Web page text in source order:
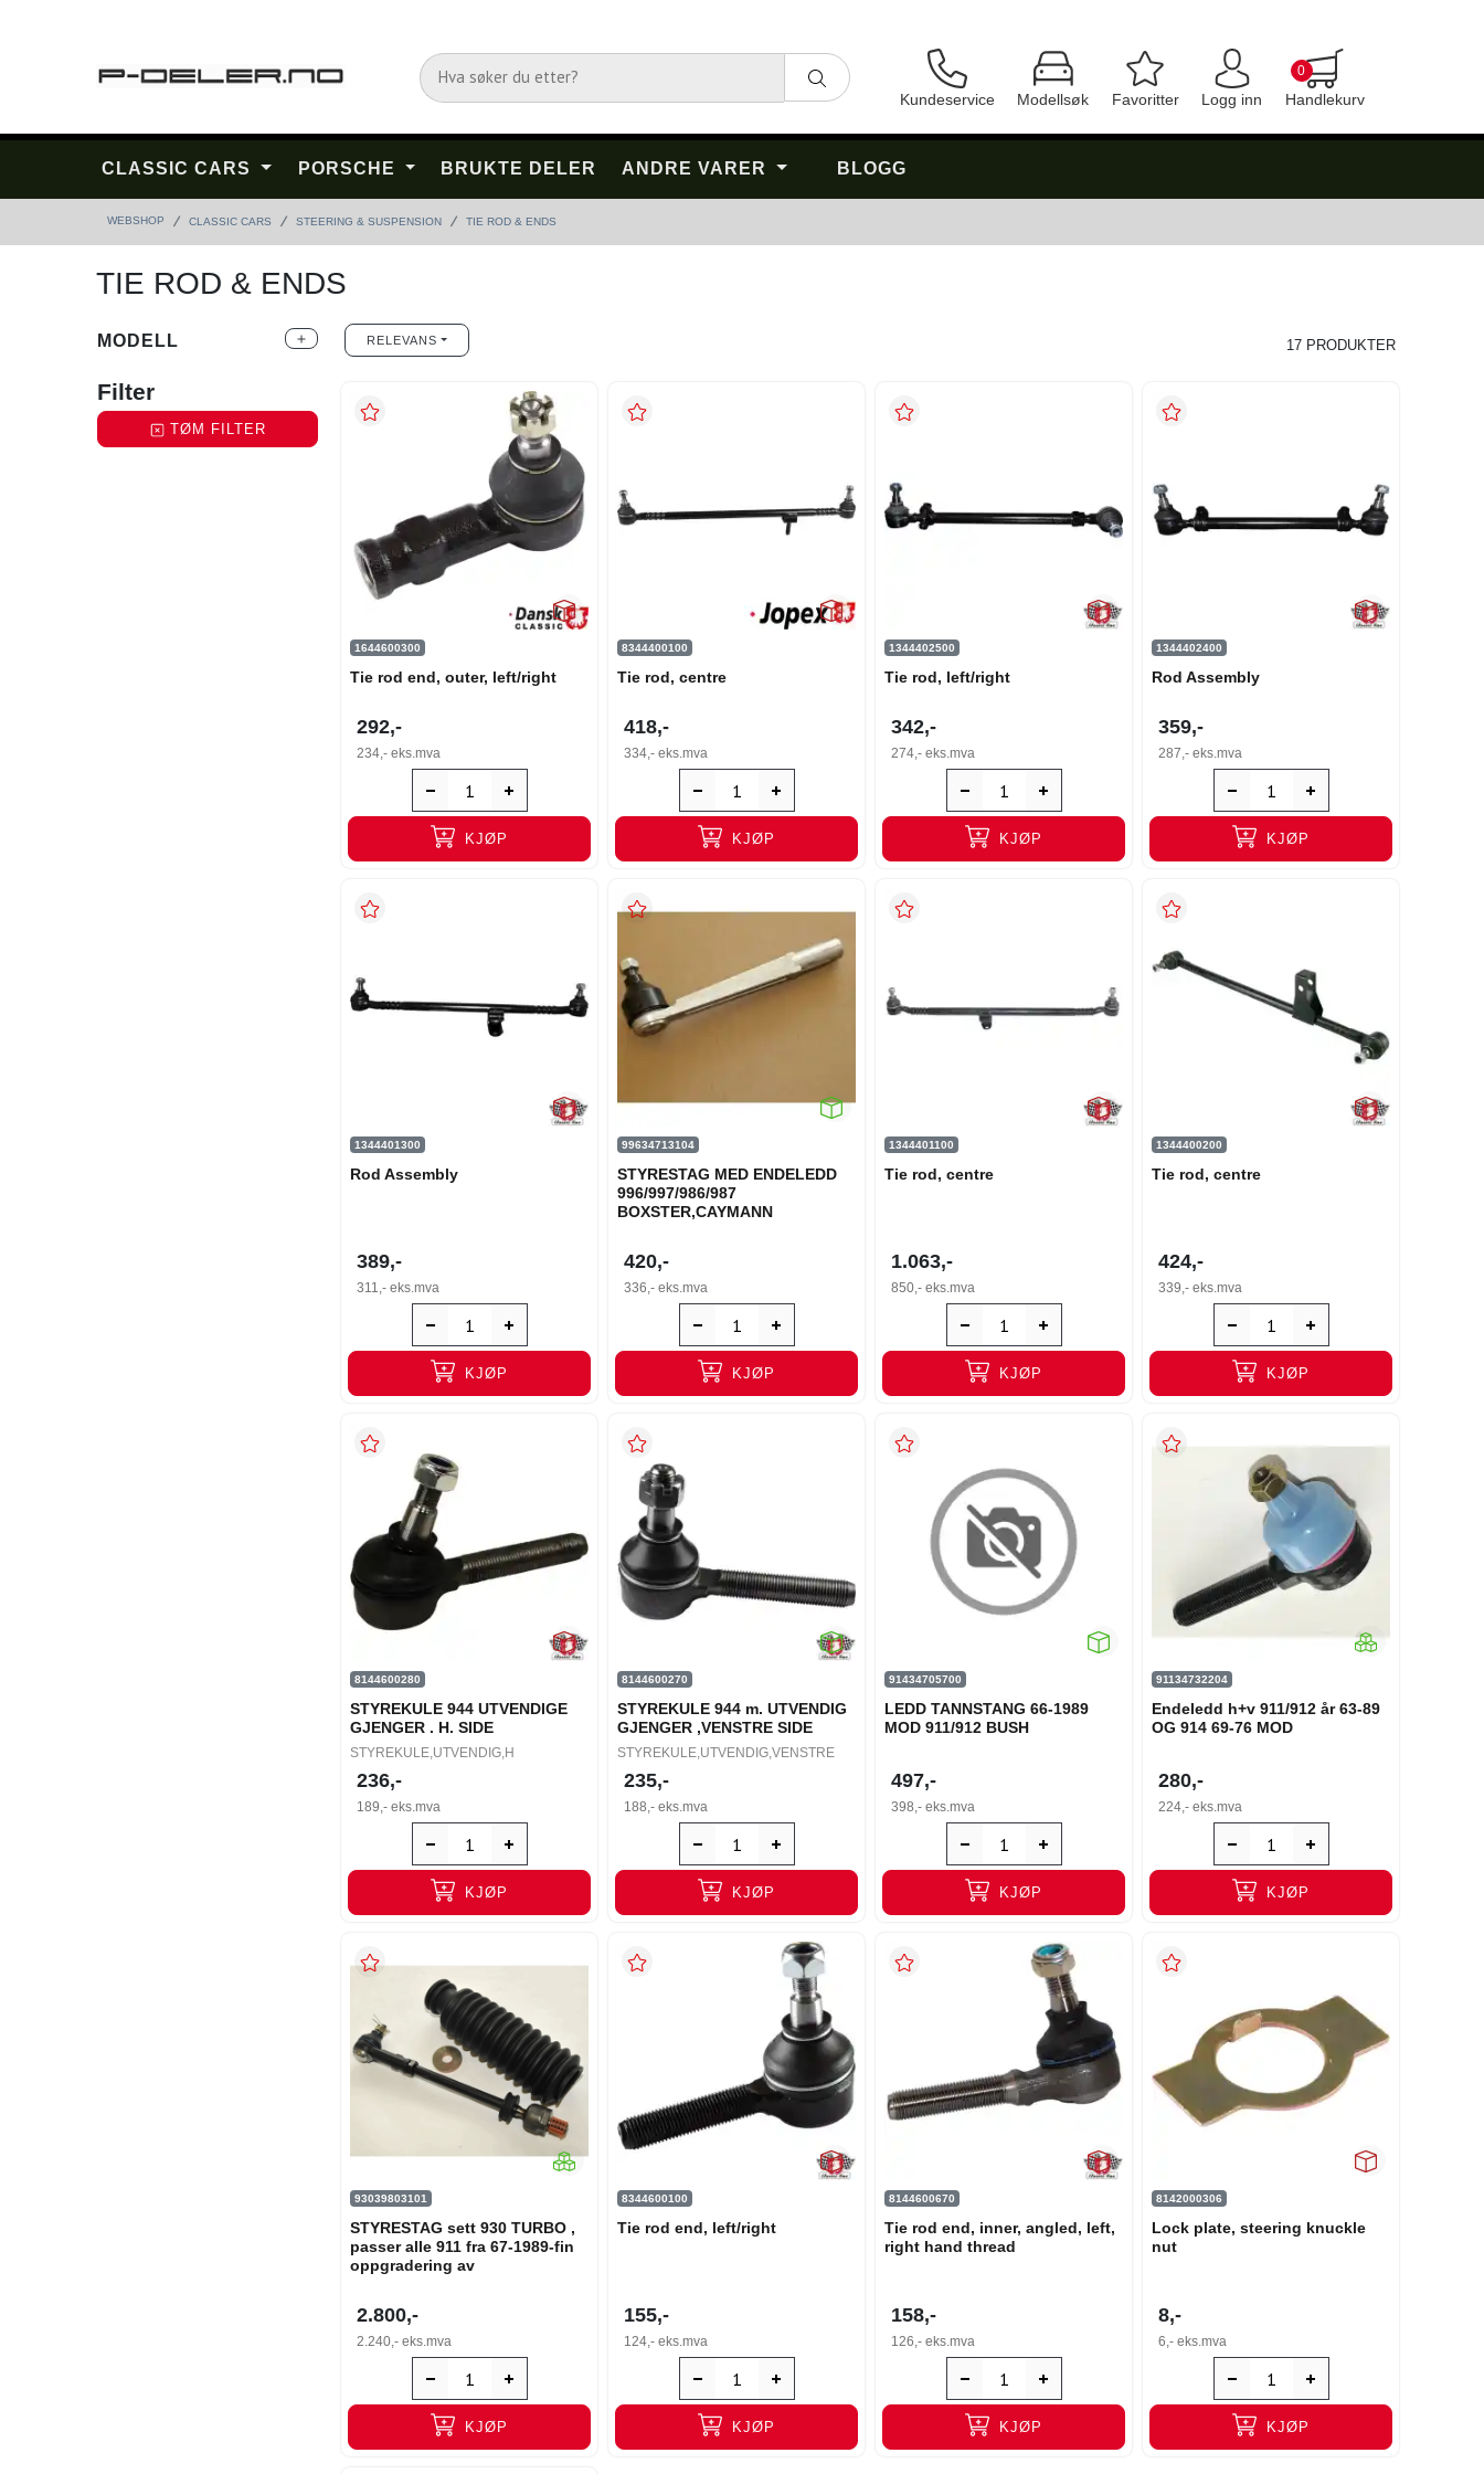
Kundeservice Modellsøk Favoritter Logg inn Handlekurv
0
CLASSIC CARS PORSCHE BRUKTE DELER ANDRE VARER BLOGG
WEBSHOP CLASSIC CARS STEERING & SUSPENSION TIE ROD & ENDS
TIE ROD & ENDS
add
MODELL
Filter
TØM FILTER
RELEVANS 17 PRODUKTER
1644600300
Tie rod end, outer, left/right
292,-
234,- eks.mva
KJØP
8344400100
Tie rod, centre
418,-
334,- eks.mva
KJØP
1344402500
Tie rod, left/right
342,-
274,- eks.mva
KJØP
1344402400
Rod Assembly
359,-
287,- eks.mva
KJØP
1344401300
Rod Assembly
389,-
311,- eks.mva
KJØP
99634713104
STYRESTAG MED ENDELEDD
996/997/986/987
BOXSTER,CAYMANN
420,-
336,- eks.mva
KJØP
1344401100
Tie rod, centre
1.063,-
850,- eks.mva
KJØP
1344400200
Tie rod, centre
424,-
339,- eks.mva
KJØP
8144600280
STYREKULE 944 UTVENDIGE
GJENGER . H. SIDE
STYREKULE,UTVENDIG,H
236,-
189,- eks.mva
KJØP
8144600270
STYREKULE 944 m. UTVENDIG
GJENGER ,VENSTRE SIDE
STYREKULE,UTVENDIG,VENSTRE
235,-
188,- eks.mva
KJØP
91434705700
LEDD TANNSTANG 66-1989
MOD 911/912 BUSH
497,-
398,- eks.mva
KJØP
91134732204
Endeledd h+v 911/912 år 63-89
OG 914 69-76 MOD
280,-
224,- eks.mva
KJØP
93039803101
STYRESTAG sett 930 TURBO ,
passer alle 911 fra 67-1989-fin
oppgradering av
2.800,-
2.240,- eks.mva
KJØP
8344600100
Tie rod end, left/right
155,-
124,- eks.mva
KJØP
8144600670
Tie rod end, inner, angled, left,
right hand thread
158,-
126,- eks.mva
KJØP
8142000306
Lock plate, steering knuckle
nut
8,-
6,- eks.mva
KJØP